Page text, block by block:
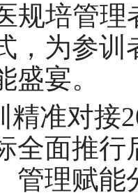
规培管
，为参
盛宴。
精准对接
全面推行
管理赋能